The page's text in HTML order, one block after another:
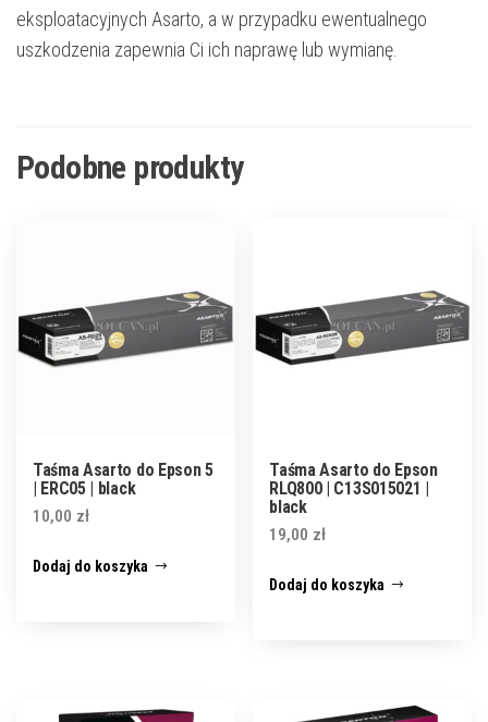
eksploatacyjnych Asarto, a w przypadku ewentualnego
uszkodzenia zapewnia Ci ich naprawę lub wymianę.
Podobne produkty
Taśma Asarto do Epson 5
| ERC05 | black
10,00 zł
Dodaj do koszyka
Taśma Asarto do Epson
RLQ800 | C13S015021 |
black
19,00 zł
Dodaj do koszyka